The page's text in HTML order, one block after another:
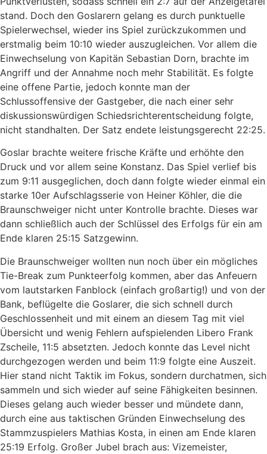
stand. Doch den Goslarern gelang es durch punktuelle
Spielerwechsel, wieder ins Spiel zurückzukommen und
erstmalig beim 10:10 wieder auszugleichen. Vor allem die
Einwechselung von Kapitän Sebastian Dorn, brachte im
Angriff und der Annahme noch mehr Stabilität. Es folgte
eine offene Partie, jedoch konnte man der
Schlussoffensive der Gastgeber, die nach einer sehr
diskussionswürdigen Schiedsrichterentscheidung folgte,
nicht standhalten. Der Satz endete leistungsgerecht 22:25.
Goslar brachte weitere frische Kräfte und erhöhte den
Druck und vor allem seine Konstanz. Das Spiel verlief bis
zum 9:11 ausgeglichen, doch dann folgte wieder einmal ein
starke 10er Aufschlagsserie von Heiner Köhler, die die
Braunschweiger nicht unter Kontrolle brachte. Dieses war
dann schließlich auch der Schlüssel des Erfolgs für ein am
Ende klaren 25:15 Satzgewinn.
Die Braunschweiger wollten nun noch über ein mögliches
Tie-Break zum Punkteerfolg kommen, aber das Anfeuern
vom lautstarken Fanblock (einfach großartig!) und von der
Bank, beflügelte die Goslarer, die sich schnell durch
Geschlossenheit und mit einem an diesem Tag mit viel
Übersicht und wenig Fehlern aufspielenden Libero Frank
Zscheile, 11:5 absetzten. Jedoch konnte das Level nicht
durchgezogen werden und beim 11:9 folgte eine Auszeit.
Hier stand nicht Taktik im Fokus, sondern durchatmen, sich
sammeln und sich wieder auf seine Fähigkeiten besinnen.
Dieses gelang auch wieder besser und mündete dann,
durch eine aus taktischen Gründen Einwechselung des
Stammzuspielers Mathias Kosta, in einen am Ende klaren
25:19 Erfolg. Großer Jubel brach aus: Vizemeister,